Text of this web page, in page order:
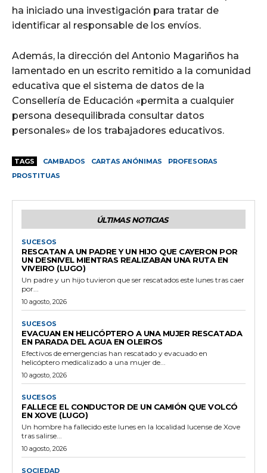
ha iniciado una investigación para tratar de
identificar al responsable de los envíos.
Además, la dirección del Antonio Magariños ha
lamentado en un escrito remitido a la comunidad
educativa que el sistema de datos de la
Consellería de Educación «permita a cualquier
persona desequilibrada consultar datos
personales» de los trabajadores educativos.
TAGS CAMBADOS CARTAS ANÓNIMAS
PROFESORAS
PROSTITUAS
ÚLTIMAS NOTICIAS
SUCESOS
RESCATAN A UN PADRE Y UN HIJO QUE CAYERON POR
UN DESNIVEL MIENTRAS REALIZABAN UNA RUTA EN
VIVEIRO (LUGO)
Un padre y un hijo tuvieron que ser rescatados este lunes tras caer
por...
10 agosto, 2026
SUCESOS
EVACUAN EN HELICÓPTERO A UNA MUJER RESCATADA
EN PARADA DEL AGUA EN OLEIROS
Efectivos de emergencias han rescatado y evacuado en
helicóptero medicalizado a una mujer de...
10 agosto, 2026
SUCESOS
FALLECE EL CONDUCTOR DE UN CAMIÓN QUE VOLCÓ
EN XOVE (LUGO)
Un hombre ha fallecido este lunes en la localidad lucense de Xove
tras salirse...
10 agosto, 2026
SOCIEDAD